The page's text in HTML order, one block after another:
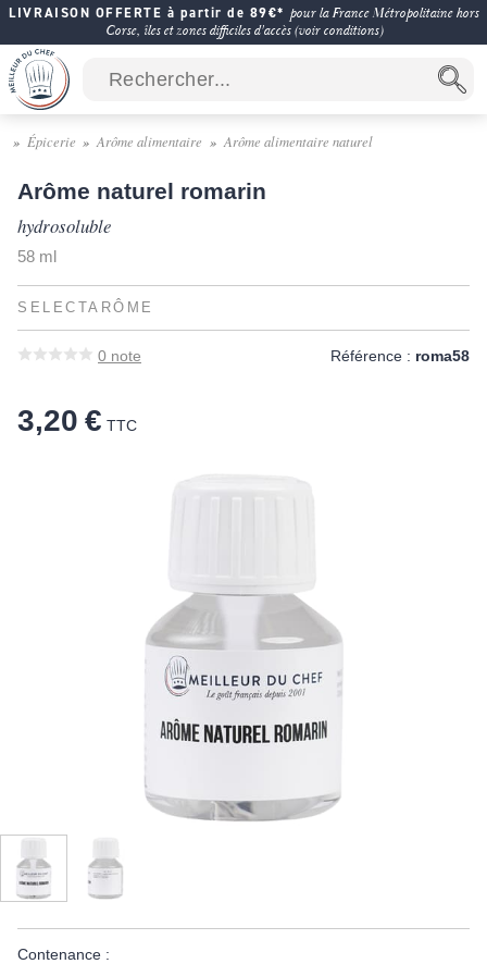
LIVRAISON OFFERTE à partir de 89€* pour la France Métropolitaine hors
Corse, îles et zones difficiles d'accès (voir conditions)
Épicerie Arôme alimentaire Arôme alimentaire naturel
Arôme naturel romarin
hydrosoluble
58 ml
SELECTARÔME
0 note Référence : roma58
3,20 € TTC
Contenance :